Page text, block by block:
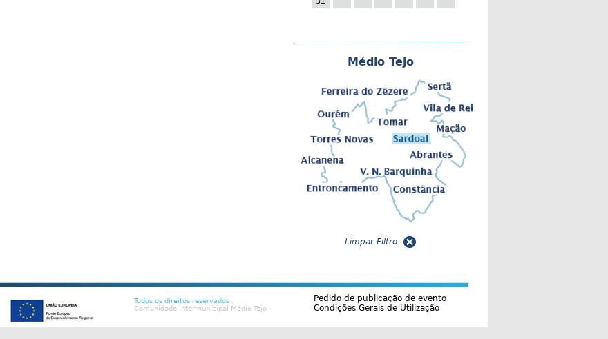
Médio Tejo
Limpar Filtro
Todos os direitos reservados
Comunidade Intermunicipal Médio Tejo
Pedido de publicação de evento
Condições Gerais de Utilização